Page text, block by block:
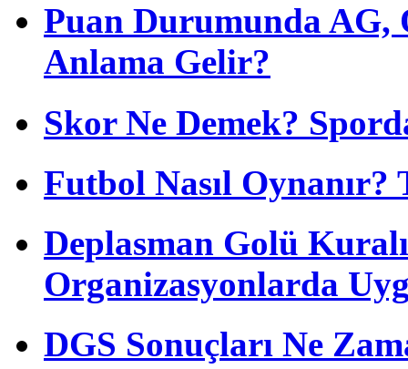
Puan Durumunda AG,
Anlama Gelir?
Skor Ne Demek?
Futbol Nasıl
Deplasman Golü
Organizasyonlarda
DGS Sonuçları Ne